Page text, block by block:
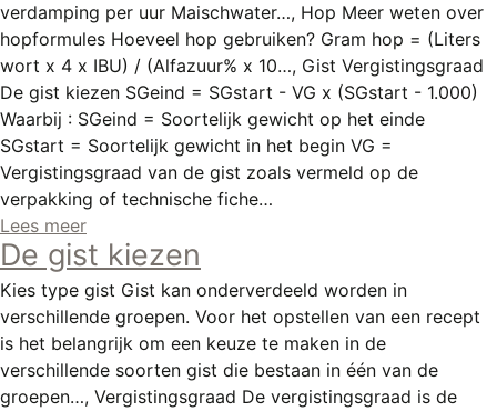
verdamping per uur Maischwater…, Hop Meer weten over
hopformules Hoeveel hop gebruiken? Gram hop = (Liters
wort x 4 x IBU) / (Alfazuur% x 10…, Gist Vergistingsgraad
De gist kiezen SGeind = SGstart - VG x (SGstart - 1.000)
Waarbij : SGeind = Soortelijk gewicht op het einde
SGstart = Soortelijk gewicht in het begin VG =
Vergistingsgraad van de gist zoals vermeld op de
verpakking of technische fiche…
Lees meer
De gist kiezen
Kies type gist Gist kan onderverdeeld worden in
verschillende groepen. Voor het opstellen van een recept
is het belangrijk om een keuze te maken in de
verschillende soorten gist die bestaan in één van de
groepen…, Vergistingsgraad De vergistingsgraad is de